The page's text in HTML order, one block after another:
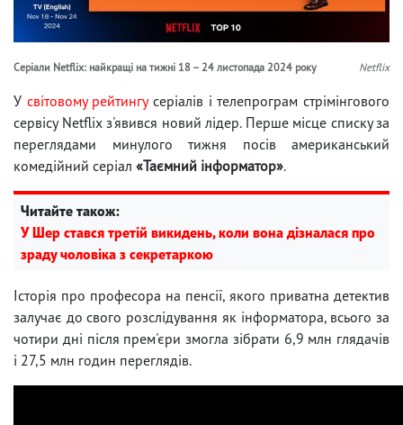
Серіали Netflix: найкращі на тижні 18 – 24 листопада 2024 року Netflix
У світовому рейтингусеріалів і телепрограм стрімінгового
сервісу Netflix з'явився новий лідер. Перше місце списку за
переглядами минулого тижня посів американський
комедійний серіал «Таємний інформатор».
Читайте також:
У Шер стався третій викидень, коли вона дізналася про
зраду чоловіка з секретаркою
Історія про професора на пенсії, якого приватна детектив
залучає до свого розслідування як інформатора, всього за
чотири дні після прем'єри змогла зібрати 6,9 млн глядачів
і 27,5 млн годин переглядів.